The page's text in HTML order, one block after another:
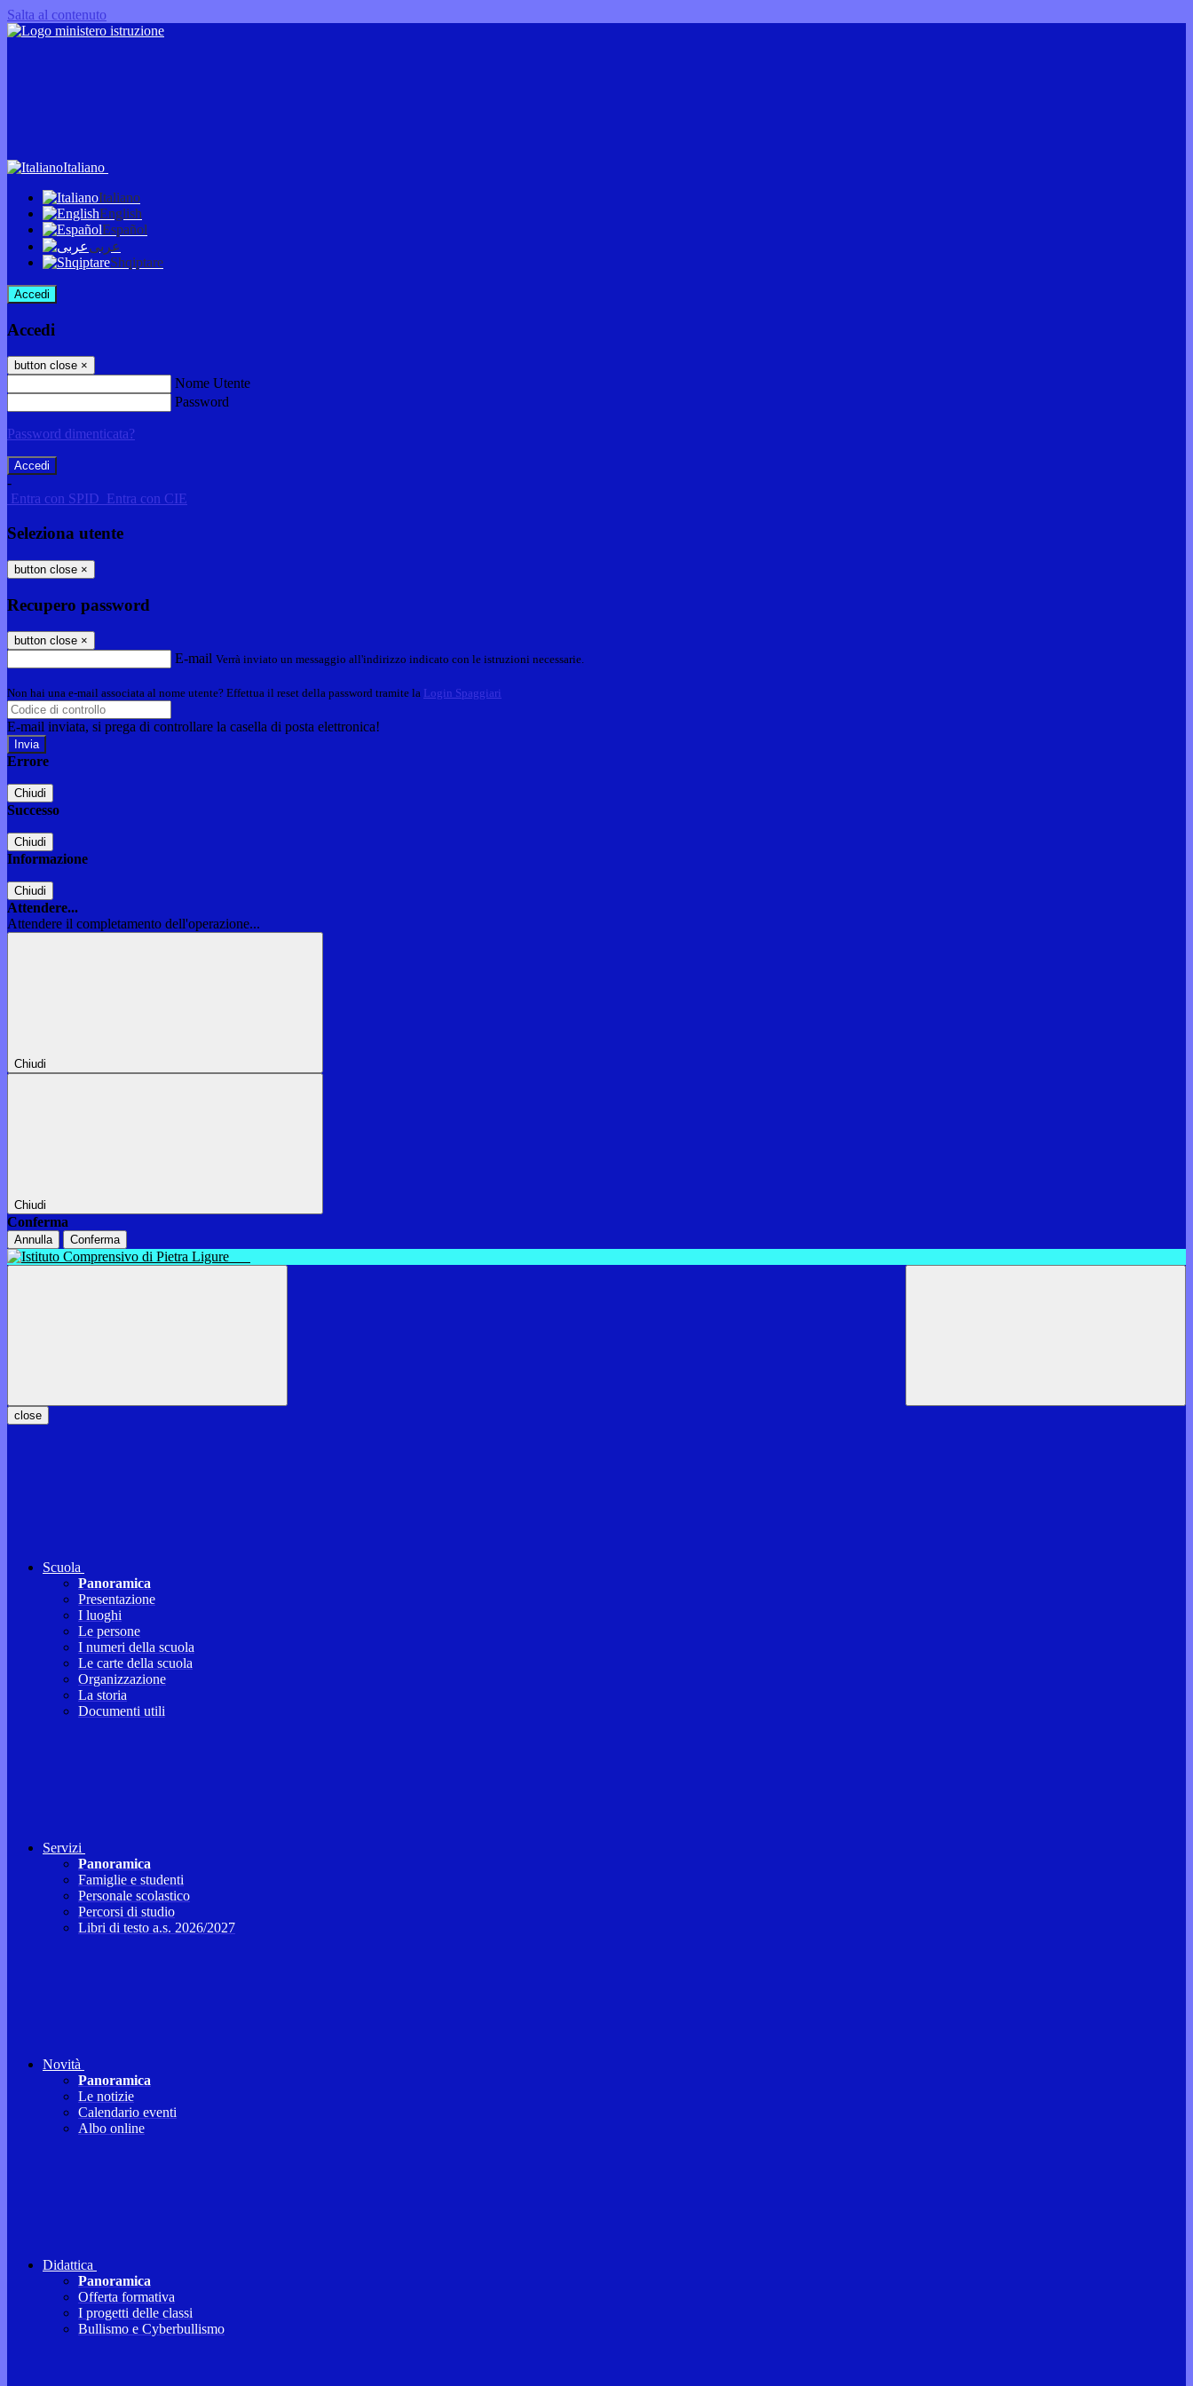
Salta al contenuto
Italiano
Italiano
English
Español
عربى
Shqiptare
Accedi
Accedi
button close ×
Nome Utente
Password
Password dimenticata?
-
Entra con SPID Entra con CIE
Seleziona utente
button close ×
Recupero password
button close ×
E-mail Verrà inviato un messaggio all'indirizzo indicato con le istruzioni necessarie.
Non hai una e-mail associata al nome utente? Effettua il reset della password tramite la Login Spaggiari
E-mail inviata, si prega di controllare la casella di posta elettronica!
Errore
Chiudi
Successo
Chiudi
Informazione
Chiudi
Attendere...
Attendere il completamento dell'operazione...
Chiudi
Chiudi
Conferma
Annulla Conferma
close
Scuola
Panoramica
Presentazione
I luoghi
Le persone
I numeri della scuola
Le carte della scuola
Organizzazione
La storia
Documenti utili
Servizi
Panoramica
Famiglie e studenti
Personale scolastico
Percorsi di studio
Libri di testo a.s. 2026/2027
Novità
Panoramica
Le notizie
Calendario eventi
Albo online
Didattica
Panoramica
Offerta formativa
I progetti delle classi
Bullismo e Cyberbullismo